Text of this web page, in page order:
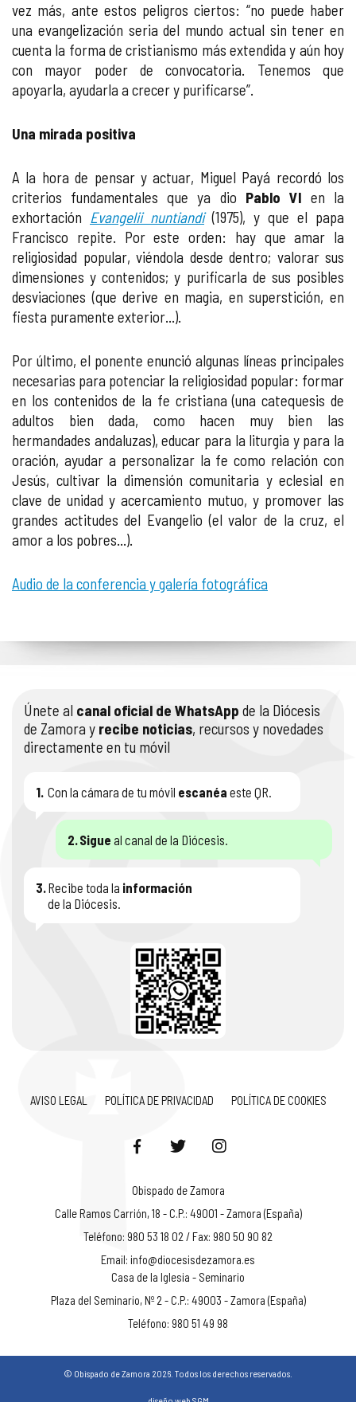
vez más, ante estos peligros ciertos: “no puede haber
una evangelización seria del mundo actual sin tener en
cuenta la forma de cristianismo más extendida y aún hoy
con mayor poder de convocatoria. Tenemos que
apoyarla, ayudarla a crecer y purificarse”.
Una mirada positiva
A la hora de pensar y actuar, Miguel Payá recordó los
criterios fundamentales que ya dio Pablo VI en la
exhortación Evangelii nuntiandi(1975), y que el papa
Francisco repite. Por este orden: hay que amar la
religiosidad popular, viéndola desde dentro; valorar sus
dimensiones y contenidos; y purificarla de sus posibles
desviaciones (que derive en magia, en superstición, en
fiesta puramente exterior...).
Por último, el ponente enunció algunas líneas principales
necesarias para potenciar la religiosidad popular: formar
en los contenidos de la fe cristiana (una catequesis de
adultos bien dada, como hacen muy bien las
hermandades andaluzas), educar para la liturgia y para la
oración, ayudar a personalizar la fe como relación con
Jesús, cultivar la dimensión comunitaria y eclesial en
clave de unidad y acercamiento mutuo, y promover las
grandes actitudes del Evangelio (el valor de la cruz, el
amor a los pobres...).
Audio de la conferencia y galería fotográfica
Únete al canal oficial de WhatsApp de la Diócesis
de Zamora y recibe noticias, recursos y novedades
directamente en tu móvil
1. Con la cámara de tu móvil escanéa este QR.
2.Sigue al canal de la Diócesis.
3.Recibe toda la información
de la Diócesis.
AVISO LEGAL POLÍTICA DE PRIVACIDAD POLÍTICA DE COOKIES
Obispado de Zamora
Calle Ramos Carrión, 18 - C.P.: 49001 - Zamora (España)
Teléfono: 980 53 18 02 / Fax: 980 50 90 82
Email: info@diocesisdezamora.es
Casa de la Iglesia - Seminario
Plaza del Seminario, Nº 2 - C.P.: 49003 - Zamora (España)
Teléfono: 980 51 49 98
© Obispado de Zamora 2026. Todos los derechos reservados.